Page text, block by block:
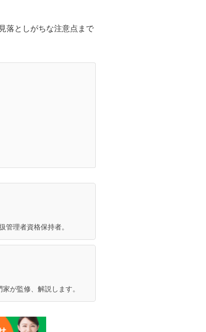
落としがちな注意点まで
管理者資格保持者。
が監修、解説します。